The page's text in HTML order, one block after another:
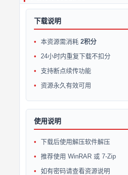
下载说明
本资源需消耗 2积分
24小时内重复下载不扣分
支持断点续传功能
资源永久有效可用
使用说明
下载后使用解压软件解压
推荐使用 WinRAR 或 7-Zip
如有密码请查看资源说明